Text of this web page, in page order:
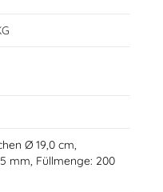
Ø 19,0 cm,
mm, Füllmenge: 200